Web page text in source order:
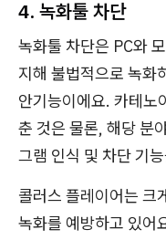
4. 녹화툴 차단
녹화툴 차단은 PC와
지해 불법적으로 녹화
안기능이에요. 카테노
춘 것은 물론, 해당 분
그램 인식 및 차단 기
콜러스 플레이어는 크
녹화를 예방하고 있어